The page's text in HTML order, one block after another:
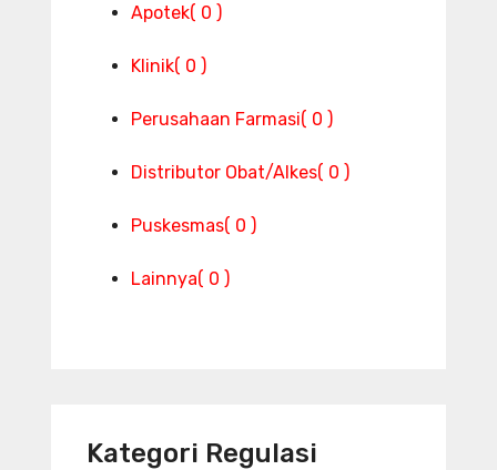
Apotek( 0 )
Klinik( 0 )
Perusahaan Farmasi( 0 )
Distributor Obat/Alkes( 0 )
Puskesmas( 0 )
Lainnya( 0 )
Kategori Regulasi